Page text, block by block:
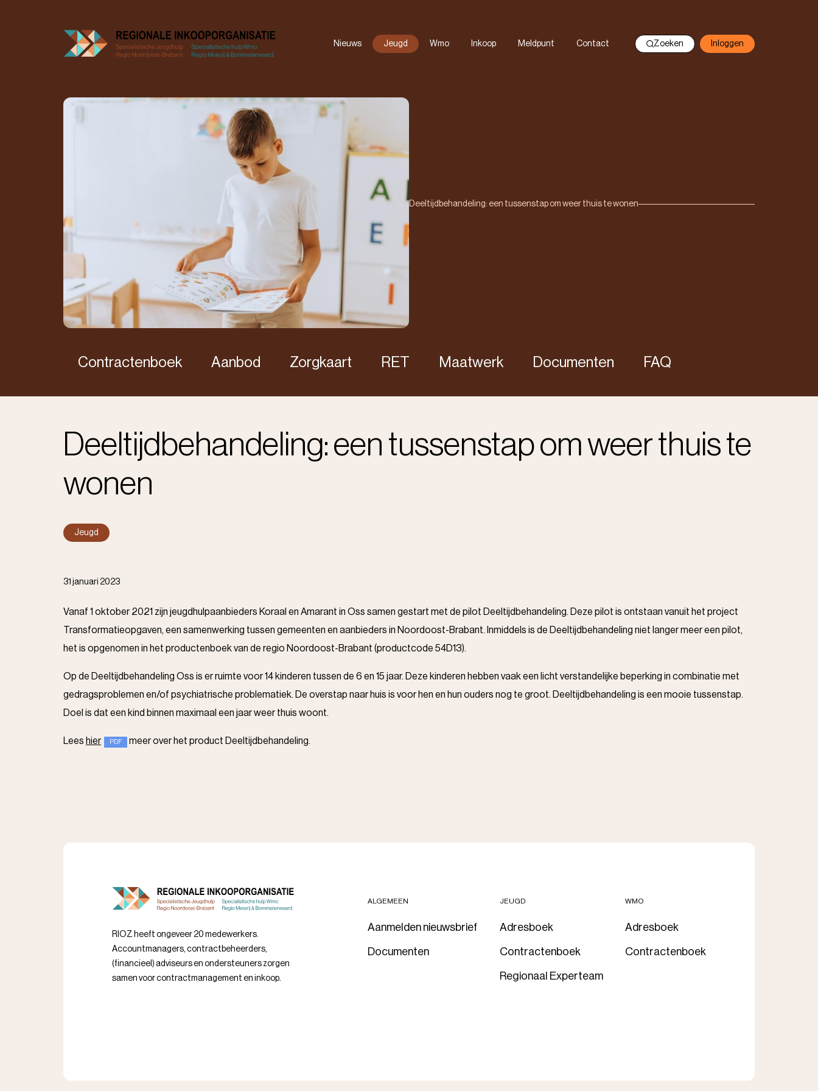
Nieuws Jeugd Wmo Inkoop Meldpunt Contact Zoeken Inloggen
Deeltijdbehandeling: een tussenstap om weer thuis te wonen
Contractenboek Aanbod Zorgkaart RET Maatwerk Documenten FAQ
Deeltijdbehandeling: een tussenstap om weer thuis te
wonen
Jeugd
31 januari 2023
Vanaf 1 oktober 2021 zijn jeugdhulpaanbieders Koraal en Amarant in Oss samen gestart met de pilot Deeltijdbehandeling. Deze pilot is ontstaan vanuit het project
Transformatieopgaven, een samenwerking tussen gemeenten en aanbieders in Noordoost-Brabant. Inmiddels is de Deeltijdbehandeling niet langer meer een pilot,
het is opgenomen in het productenboek van de regio Noordoost-Brabant (productcode 54D13).
Op de Deeltijdbehandeling Oss is er ruimte voor 14 kinderen tussen de 6 en 15 jaar. Deze kinderen hebben vaak een licht verstandelijke beperking in combinatie met
gedragsproblemen en/of psychiatrische problematiek. De overstap naar huis is voor hen en hun ouders nog te groot. Deeltijdbehandeling is een mooie tussenstap.
Doel is dat een kind binnen maximaal een jaar weer thuis woont.
Lees hier meer over het product Deeltijdbehandeling.
RIOZ heeft ongeveer 20 medewerkers.
Accountmanagers, contractbeheerders,
(financieel) adviseurs en ondersteuners zorgen
samen voor contractmanagement en inkoop.
ALGEMEEN
Aanmelden nieuwsbrief
Documenten
JEUGD
Adresboek
Contractenboek
Regionaal Experteam
WMO
Adresboek
Contractenboek